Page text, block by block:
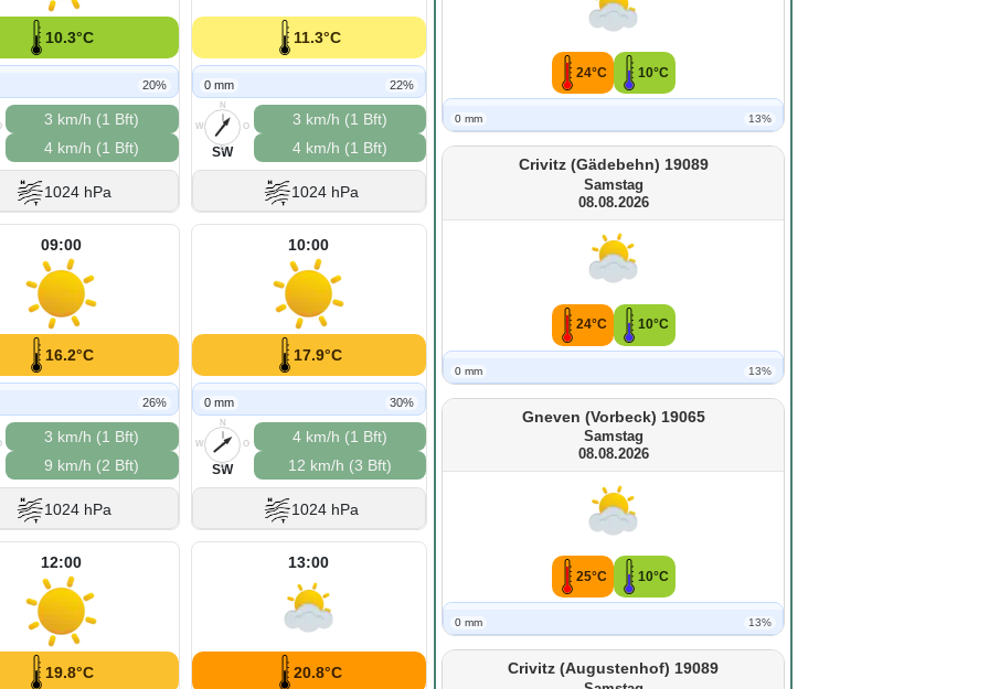
10.3°C
20%
3 km/h (1 Bft)
4 km/h (1 Bft)
1024 hPa
11.3°C
0 mm 22%
N
O
S
W
SW
3 km/h (1 Bft)
4 km/h (1 Bft)
1024 hPa
09:00
16.2°C
26%
3 km/h (1 Bft)
9 km/h (2 Bft)
1024 hPa
10:00
17.9°C
0 mm 30%
N
O
S
W
SW
4 km/h (1 Bft)
12 km/h (3 Bft)
1024 hPa
12:00
19.8°C
13:00
20.8°C
24°C 10°C
0 mm 13%
Crivitz (Gädebehn) 19089
Samstag
08.08.2026
24°C 10°C
0 mm 13%
Gneven (Vorbeck) 19065
Samstag
08.08.2026
25°C 10°C
0 mm 13%
Crivitz (Augustenhof) 19089